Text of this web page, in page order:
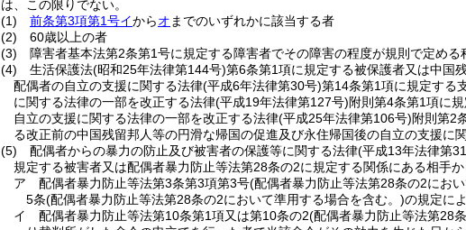
は、この限りでない。
(1)
前条第3項第1号イからオ までのいずれかに該当する者
(2)
60歳以上の者
(3)
障害者基本法第2条第1号に規定する障害者でその障害の程度が規則で定める
(4)
生活保護法(昭和25年法律第144号)第6条第1項に規定する被保護者又は中国
配偶者の自立の支援に関する法律(平成6年法律第30号)第14条第1項に規定する
に関する法律の一部を改正する法律(平成19年法律第127号)附則第4条第1項に
自立の支援に関する法律の一部を改正する法律(平成25年法律第106号)附則第2
る改正前の中国残留邦人等の円滑な帰国の促進及び永住帰国後の自立の支援に
(5)
配偶者からの暴力の防止及び被害者の保護等に関する法律(平成13年法律第
規定する被害者又は配偶者暴力防止等法第28条の2に規定する関係にある相手か
ア
配偶者暴力防止等法第3条第3項第3号(配偶者暴力防止等法第28条の2にお
5条(配偶者暴力防止等法第28条の2において準用する場合を含む。)の規定に
イ
配偶者暴力防止等法第10条第1項又は第10条の2(配偶者暴力防止等法第28